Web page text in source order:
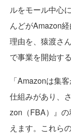
ルをモール中心
んどがAmazon
理由を、猿渡さ
で事業を開始す
「Amazonは集
仕組みがあり、
zon（FBA）』
えます。これら